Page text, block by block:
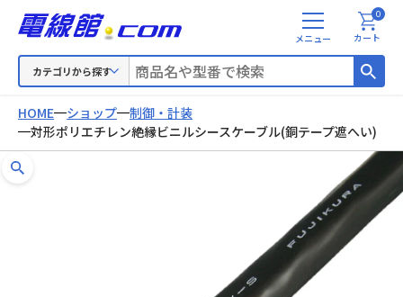
カテゴリから探す
メ
ニ
カート
0
HOME ショップ
制御・計装
対形ポリエチレン絶縁ビニルシースケーブル(銅テープ遮へい)